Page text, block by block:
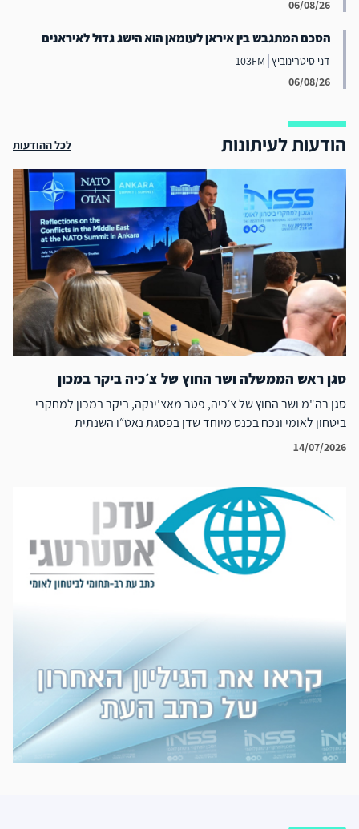
06/08/26
הסכם המתגבש בין איראן לעומאן הוא הישג גדול לאיראנים
דני סיטרינוביץ 103FM
06/08/26
הודעות לעיתונות לכל ההודעות
סגן ראש הממשלה ושר החוץ של צ׳כיה ביקר במכון
סגן רה"מ ושר החוץ של צ׳כיה, פטר מאצ'ינקה, ביקר במכון למחקרי
ביטחון לאומי ונכח בכנס מיוחד שדן בפסגת נאט״ו השנתית
14/07/2026